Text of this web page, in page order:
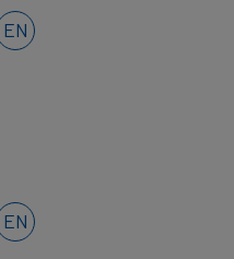
EN
EN